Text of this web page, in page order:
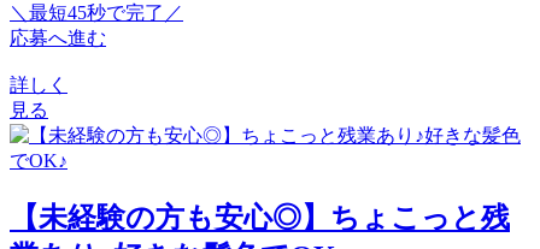
＼最短45秒で完了／
応募へ進む
詳しく
見る
【未経験の方も安心◎】ちょこっと残